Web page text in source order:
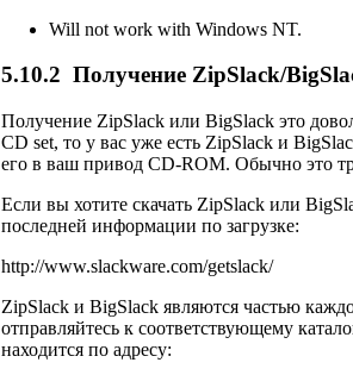
Will not work with Windows NT.
5.10.2 Получение ZipSlack/
Получение ZipSlack или BigSlack это
CD set, то у вас уже есть ZipSlack и
его в ваш привод CD-ROM. Обычно это
Если вы хотите скачать ZipSlack или
последней информации по загрузке:
http://www.slackware.com/getslack/
ZipSlack и BigSlack являются частью
отправляйтесь к соответствующему
находится по адресу: